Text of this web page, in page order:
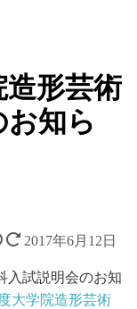
形芸術
知ら
2017年6月12日
入試説明会のお知
大学院造形芸術